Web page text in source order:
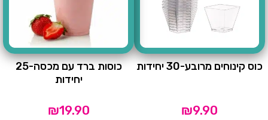
כוס קינוחים מרובע-30 יחידות
₪9.90
כוסות ברד עם מכסה-25
יחידות
₪19.90